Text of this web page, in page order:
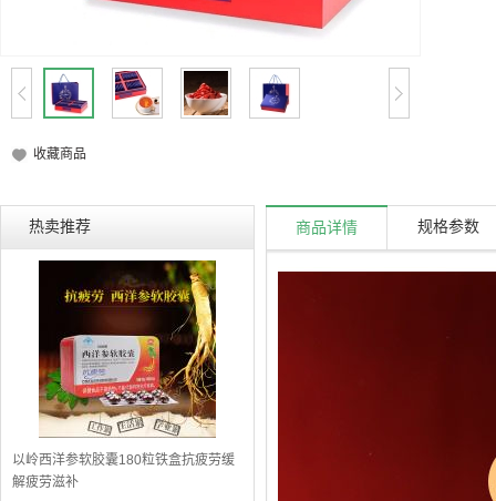
收藏商品
热卖推荐
以岭西洋参软胶囊180粒铁盒抗疲劳缓
解疲劳滋补
商品详情 规格参数